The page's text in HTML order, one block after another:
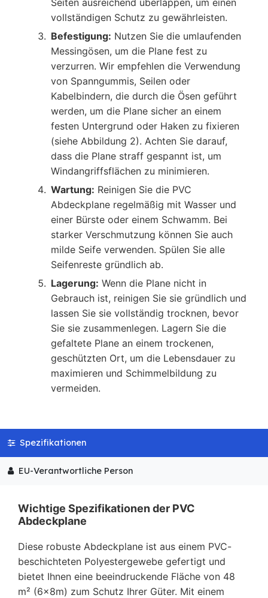
Seiten ausreichend überlappen, um einen
vollständigen Schutz zu gewährleisten.
Befestigung: Nutzen Sie die umlaufenden
Messingösen, um die Plane fest zu
verzurren. Wir empfehlen die Verwendung
von Spanngummis, Seilen oder
Kabelbindern, die durch die Ösen geführt
werden, um die Plane sicher an einem
festen Untergrund oder Haken zu fixieren
(siehe Abbildung 2). Achten Sie darauf,
dass die Plane straff gespannt ist, um
Windangriffsflächen zu minimieren.
Wartung: Reinigen Sie die PVC
Abdeckplane regelmäßig mit Wasser und
einer Bürste oder einem Schwamm. Bei
starker Verschmutzung können Sie auch
milde Seife verwenden. Spülen Sie alle
Seifenreste gründlich ab.
Lagerung: Wenn die Plane nicht in
Gebrauch ist, reinigen Sie sie gründlich und
lassen Sie sie vollständig trocknen, bevor
Sie sie zusammenlegen. Lagern Sie die
gefaltete Plane an einem trockenen,
geschützten Ort, um die Lebensdauer zu
maximieren und Schimmelbildung zu
vermeiden.
Spezifikationen
EU-Verantwortliche Person
Wichtige Spezifikationen der PVC
Abdeckplane
Diese robuste Abdeckplane ist aus einem PVC-
beschichteten Polyestergewebe gefertigt und
bietet Ihnen eine beeindruckende Fläche von 48
m² (6x8m) zum Schutz Ihrer Güter. Mit einem